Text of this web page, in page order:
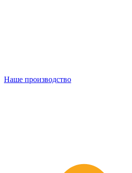
Наше производство